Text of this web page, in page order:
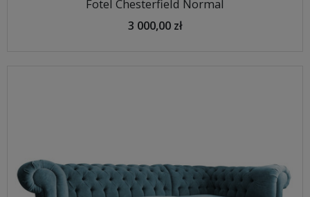
Fotel Chesterfield Normal
3 000,00 zł